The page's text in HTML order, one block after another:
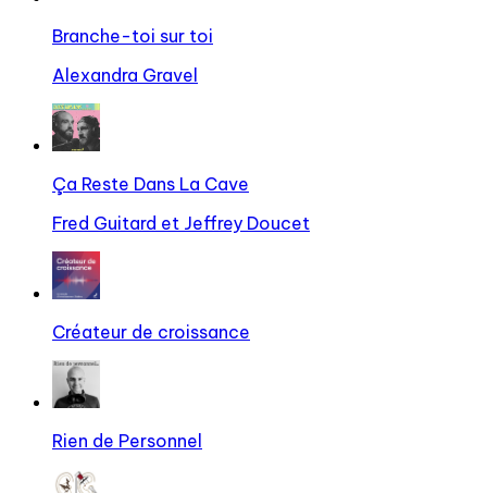
Branche-toi sur toi
Alexandra Gravel
Ça Reste Dans La Cave
Fred Guitard et Jeffrey Doucet
Créateur de croissance
Rien de Personnel